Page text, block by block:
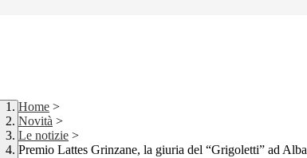
Home >
Novità >
Le notizie >
Premio Lattes Grinzane, la giuria del “Grigoletti” ad Alba